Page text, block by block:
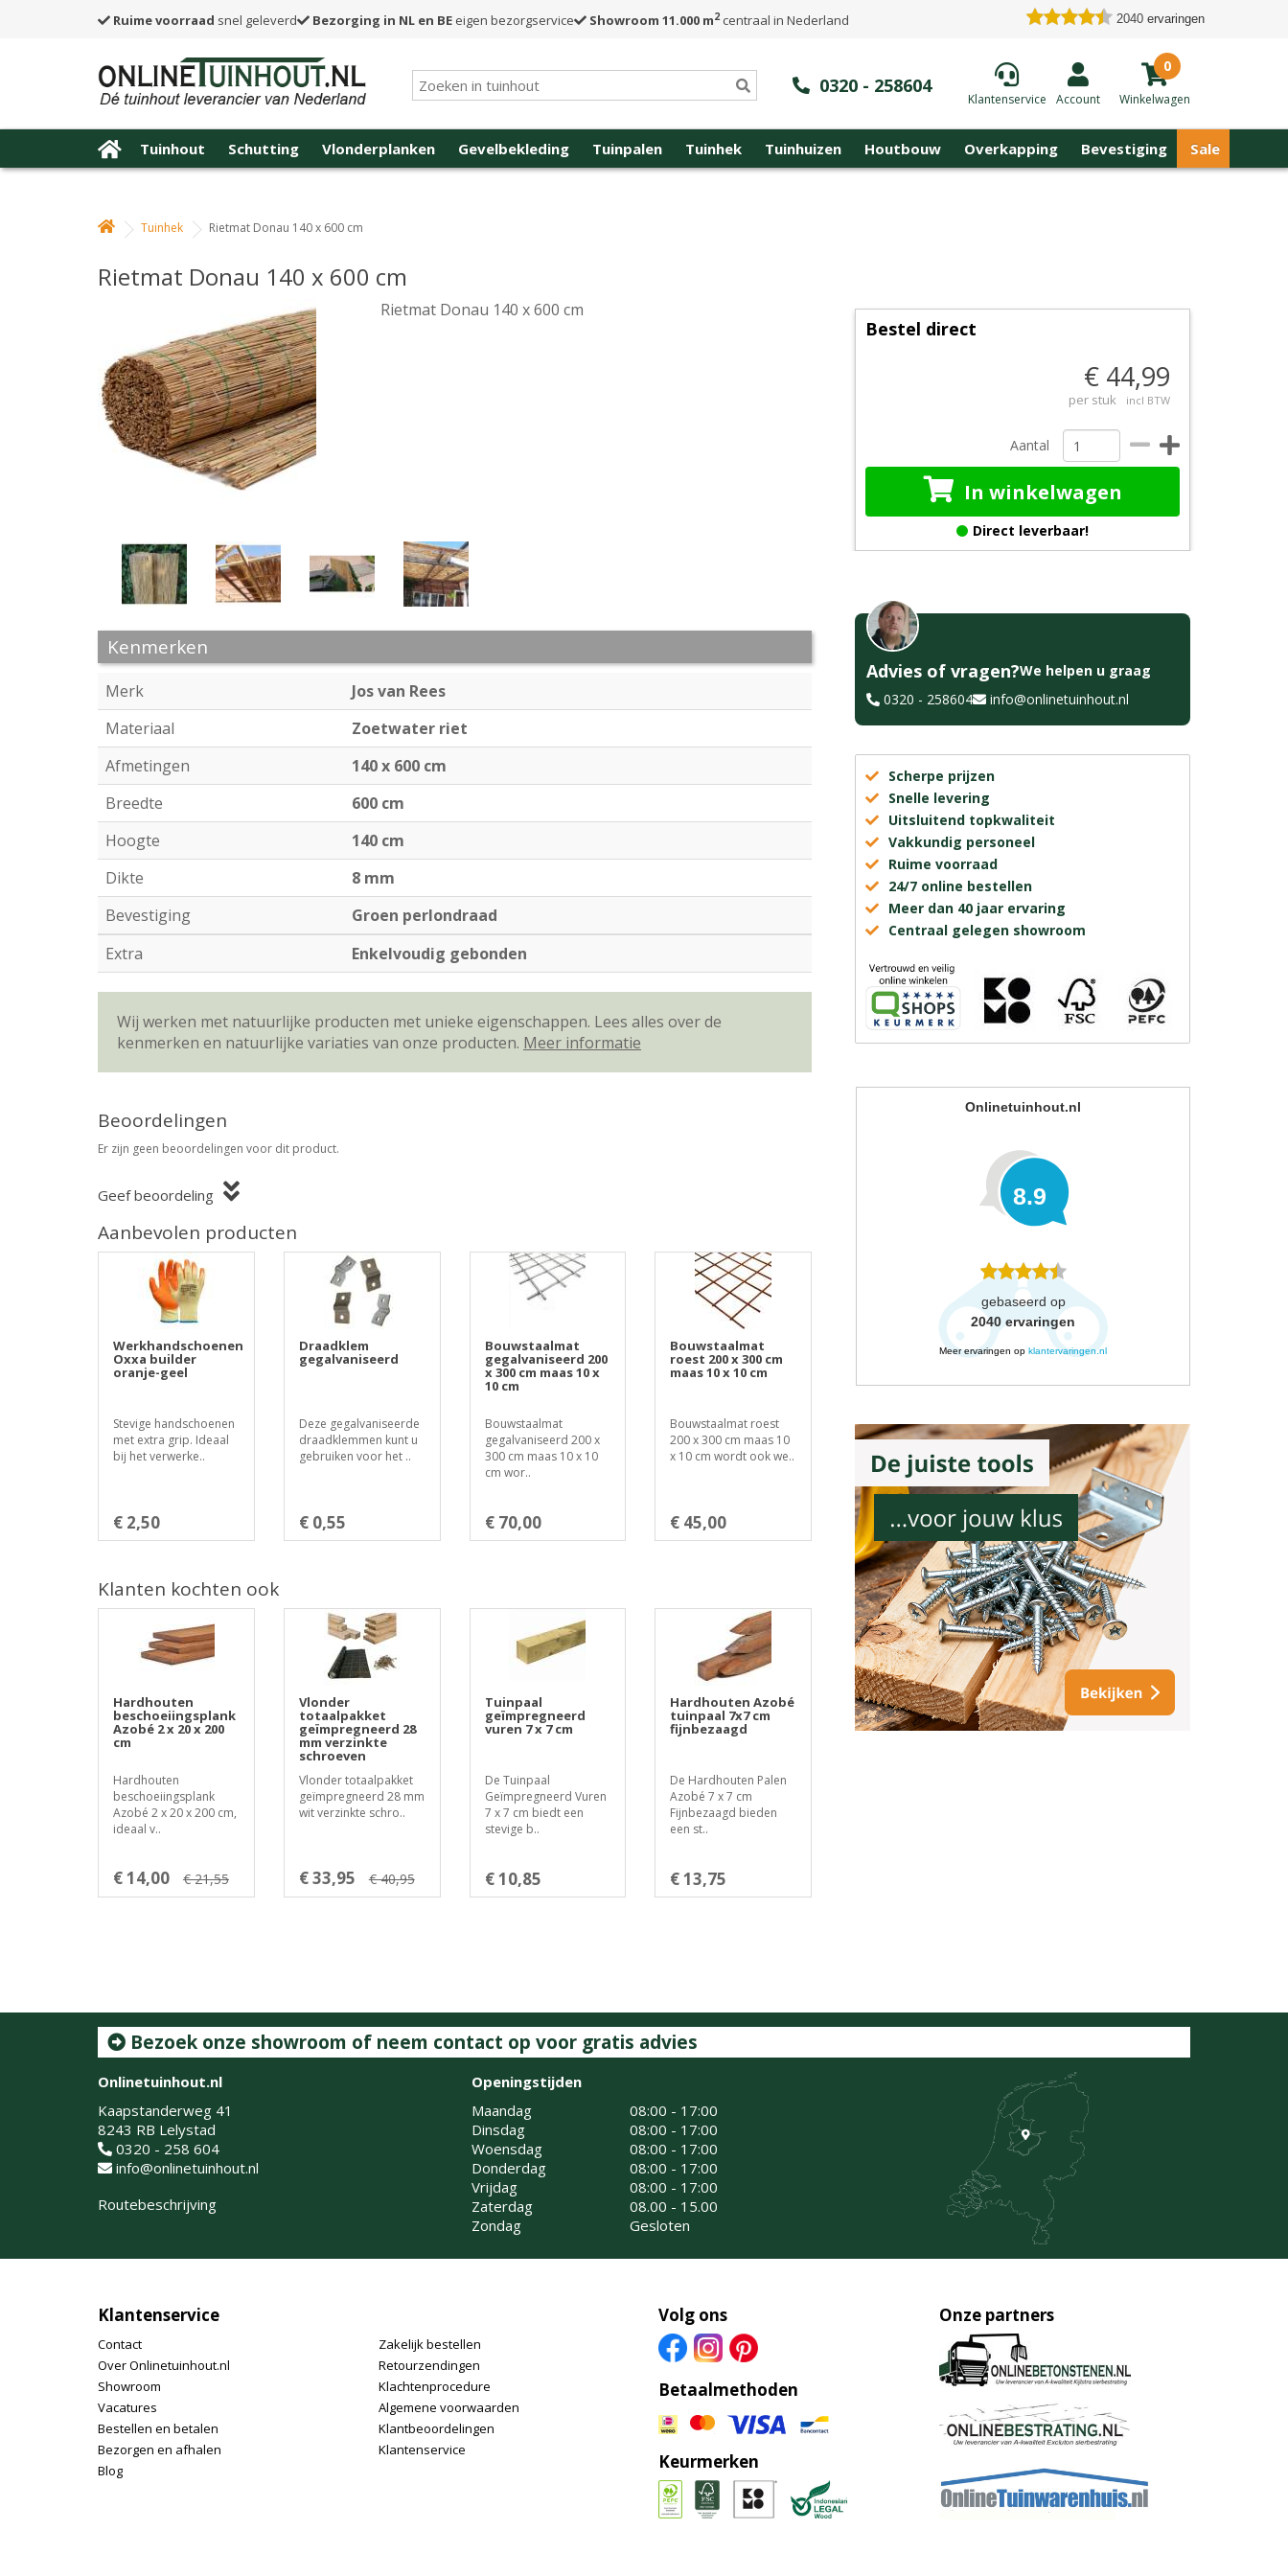
Ruime voorraad snel geleverd Bezorging in NL en BE eigen bezorgservice Showroom 11.000 m2centraal in Nederland 2040 ervaringen
0320 - 258604
Klantenservice Account
0
Winkelwagen
Tuinhout Schutting Vlonderplanken Gevelbekleding Tuinpalen Tuinhek Tuinhuizen Houtbouw Overkapping Bevestiging Sale
Tuinhek Rietmat Donau 140 x 600 cm
Rietmat Donau 140 x 600 cm
Rietmat Donau 140 x 600 cm
Kenmerken
Merk
Jos van Rees
Materiaal
Zoetwater riet
Afmetingen
140 x 600 cm
Breedte
600 cm
Hoogte
140 cm
Dikte
8 mm
Bevestiging
Groen perlondraad
Extra
Enkelvoudig gebonden
Wij werken met natuurlijke producten met unieke eigenschappen. Lees alles over de
kenmerken en natuurlijke variaties van onze producten. Meer informatie
Beoordelingen
Er zijn geen beoordelingen voor dit product.
Geef beoordeling
Aanbevolen producten
Werkhandschoenen
Oxxa builder
oranje-geel
Stevige handschoenen
met extra grip. Ideaal
bij het verwerke..
€ 2,50
Draadklem
gegalvaniseerd
Deze gegalvaniseerde
draadklemmen kunt u
gebruiken voor het ..
€ 0,55
Bouwstaalmat
gegalvaniseerd 200
x 300 cm maas 10 x
10 cm
Bouwstaalmat
gegalvaniseerd 200 x
300 cm maas 10 x 10
cm wor..
€ 70,00
Bouwstaalmat
roest 200 x 300 cm
maas 10 x 10 cm
Bouwstaalmat roest
200 x 300 cm maas 10
x 10 cm wordt ook we..
€ 45,00
Klanten kochten ook
Hardhouten
beschoeiingsplank
Azobé 2 x 20 x 200
cm
Hardhouten
beschoeiingsplank
Azobé 2 x 20 x 200 cm,
ideaal v..
€ 14,00 € 21,55
Vlonder
totaalpakket
geïmpregneerd 28
mm verzinkte
schroeven
Vlonder totaalpakket
geïmpregneerd 28 mm
wit verzinkte schro..
€ 33,95 € 40,95
Tuinpaal
geïmpregneerd
vuren 7 x 7 cm
De Tuinpaal
Geïmpregneerd Vuren
7 x 7 cm biedt een
stevige b..
€ 10,85
Hardhouten Azobé
tuinpaal 7x7 cm
fijnbezaagd
De Hardhouten Palen
Azobé 7 x 7 cm
Fijnbezaagd bieden
een st..
€ 13,75
Bestel direct
€ 44,99
per stuk incl BTW
Aantal
In winkelwagen
Direct leverbaar!
Advies of vragen?We helpen u graag
0320 - 258604
info@onlinetuinhout.nl
Scherpe prijzen
Snelle levering
Uitsluitend topkwaliteit
Vakkundig personeel
Ruime voorraad
24/7 online bestellen
Meer dan 40 jaar ervaring
Centraal gelegen showroom
Onlinetuinhout.nl
8.9
gebaseerd op
2040 ervaringen
Meer ervaringen op klantervaringen.nl
Bezoek onze showroom of neem contact op voor gratis advies
Onlinetuinhout.nl
Kaapstanderweg 41
8243 RB Lelystad
0320 - 258 604
info@onlinetuinhout.nl
Routebeschrijving
Openingstijden
Maandag
08:00 - 17:00
Dinsdag
08:00 - 17:00
Woensdag
08:00 - 17:00
Donderdag
08:00 - 17:00
Vrijdag
08:00 - 17:00
Zaterdag
08.00 - 15.00
Zondag
Gesloten
Klantenservice
Contact
Over Onlinetuinhout.nl
Showroom
Vacatures
Bestellen en betalen
Bezorgen en afhalen
Blog
Zakelijk bestellen
Retourzendingen
Klachtenprocedure
Algemene voorwaarden
Klantbeoordelingen
Klantenservice
Volg ons
Betaalmethoden
Keurmerken
Onze partners